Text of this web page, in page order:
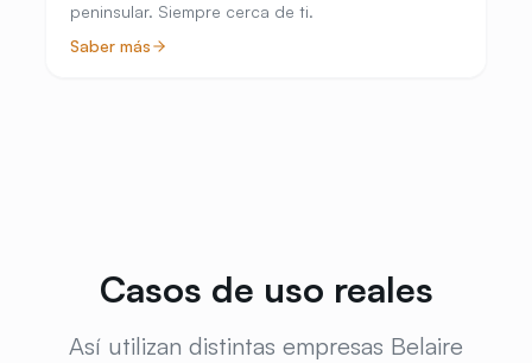
peninsular. Siempre cerca de ti.
Saber más
Casos de uso reales
Así utilizan distintas empresas Belaire